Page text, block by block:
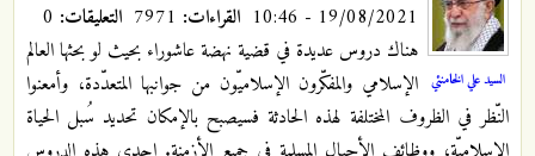
السيد علي الخامنئي
19/08/2021 - 10:46 القراءات: التعليقات:
هناك دروس عديدة في قضية نهضة عاشوراء بحيث لو بحثها العالم
الإسلامي والمفكّرون الإسلاميّون من جوانبها المتعدّدة، وأمعنوا
النّظر في الظروف المختلفة لهذه الحادثة فسيصبح بالإمكان تحديد سُبل الحياة